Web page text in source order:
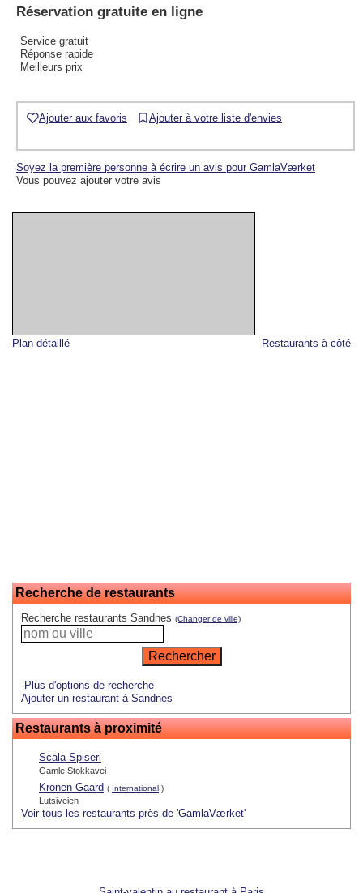
Restaurants à côté
Plan détaillé
Recherche de restaurants
Recherche restaurants Sandnes (Changer de ville)
Plus d'options de recherche
Ajouter un restaurant à Sandnes
Restaurants à proximité
Scala Spiseri
Gamle Stokkavei
Kronen Gaard ( International )
Lutsiveien
Voir tous les restaurants près de 'GamlaVærket'
Réservation gratuite en ligne
Service gratuit
Réponse rapide
Meilleurs prix
Ajouter aux favoris Ajouter à votre liste d'envies
Soyez la première personne à écrire un avis pour GamlaVærket
Vous pouvez ajouter votre avis